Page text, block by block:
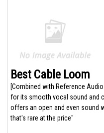
Best Cable Loom
[Combined with Reference
for its smooth vocal sound and
offers an open and even sound
that's rare at the price"